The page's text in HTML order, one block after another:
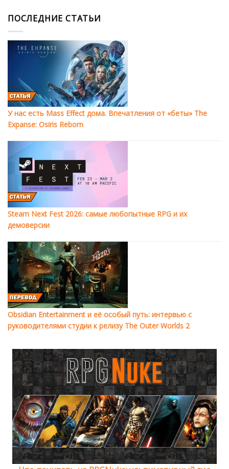
ПОСЛЕДНИЕ СТАТЬИ
У нас есть Mass Effect дома. Впечатления от «беты» The
Expanse: Osiris Reborn
Steam Next Fest 2026: самые любопытные RPG и их
демоверсии
Obsidian Entertainment и её особый путь: интервью с
руководителями студии к релизу The Outer Worlds 2